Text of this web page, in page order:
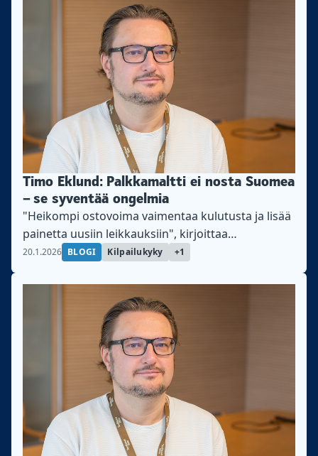
Timo Eklund: Palkkamaltti ei nosta Suomea
– se syventää ongelmia
"Heikompi ostovoima vaimentaa kulutusta ja lisää
painetta uusiin leikkauksiin", kirjoittaa
Teollisuusliiton pääekonomisti Timo Eklund.
20.1.2026 BLOGI Kilpailukyky +1